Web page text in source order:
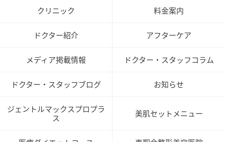
クリニック 料金案内
ドクター紹介 アフターケア
メディア掲載情報 ドクター・スタッフコラム
ドクター・スタッフブログ お知らせ
ジェントルマックスプロプラ
ス
美肌セットメニュー